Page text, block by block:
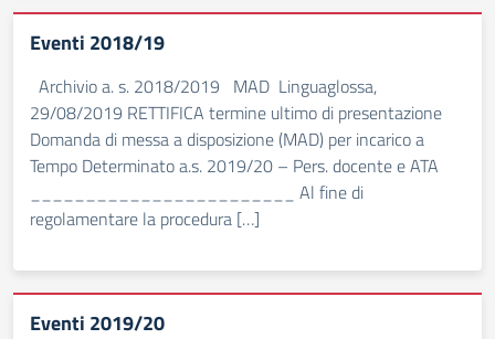
Eventi 2018/19
Archivio a. s. 2018/2019 MAD Linguaglossa,
29/08/2019 RETTIFICA termine ultimo di presentazione
Domanda di messa a disposizione (MAD) per incarico a
Tempo Determinato a.s. 2019/20 – Pers. docente e ATA
________________________ Al fine di
regolamentare la procedura […]
Eventi 2019/20